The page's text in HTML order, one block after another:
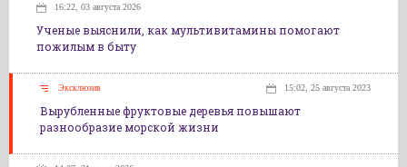
16:22, 03 августа 2026
Ученые выяснили, как мультивитамины помогают
пожилым в быту
Эксклюзив 15:02, 25 августа 2023
Вырубленные фруктовые деревья повышают
разнообразие морской жизни